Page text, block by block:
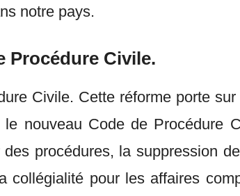
notre pays.
Procédure Civile.
Civile. Cette réforme porte
nouveau Code de Procédure
procédures, la suppression
collégialité pour les affaires